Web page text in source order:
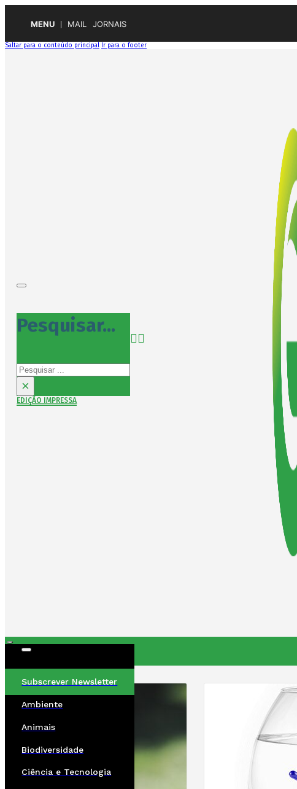
MENU MAIL JORNAIS
Saltar para o conteúdo principal Ir para o footer
Pesquisar...
Pesquisar
×
EDIÇÃO IMPRESSA
Subscrever Newsletter
Ambiente
Animais
Biodiversidade
Ciência e Tecnologia